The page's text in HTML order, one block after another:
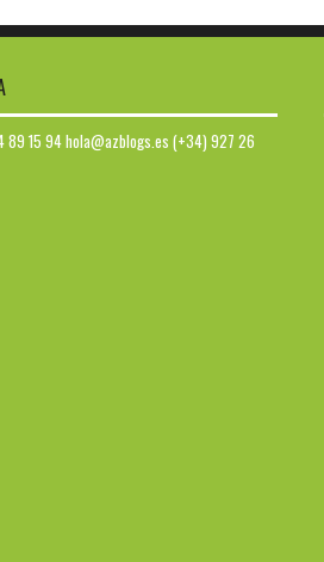
89 15 94 hola@azblogs.es (+34) 927 26